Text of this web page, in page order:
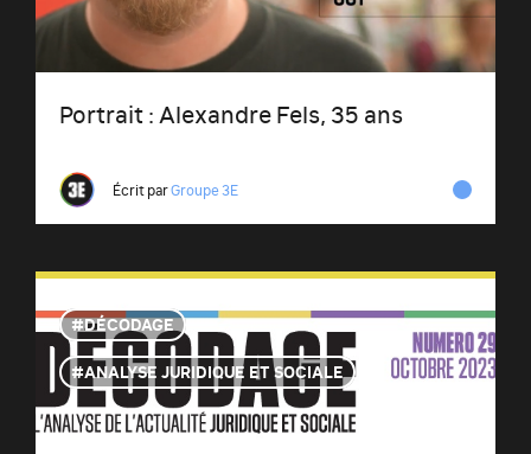
Portrait : Alexandre Fels, 35 ans
Écrit parGroupe 3E
DÉCODAGE
ANALYSE JURIDIQUE ET SOCIALE